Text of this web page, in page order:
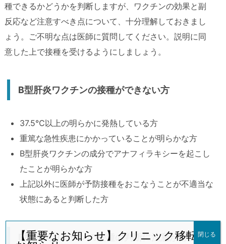
種できるかどうかを判断しますが、ワクチンの効果と副
反応など注意すべき点について、十分理解しておきまし
ょう。ご不明な点は医師に質問してください。説明に同
意した上で接種を受けるようにしましょう。
B型肝炎ワクチンの接種ができない方
37.5℃以上の明らかに発熱している方
重篤な急性疾患にかかっていることが明らかな方
B型肝炎ワクチンの成分でアナフィラキシーを起こし
たことが明らかな方
上記以外に医師が予防接種をおこなうことが不適当な
状態にあると判断した方
B型肝炎ワクチンの接種の判断に注意が必要な
【重要なお知らせ】クリニック移転の
閉じる